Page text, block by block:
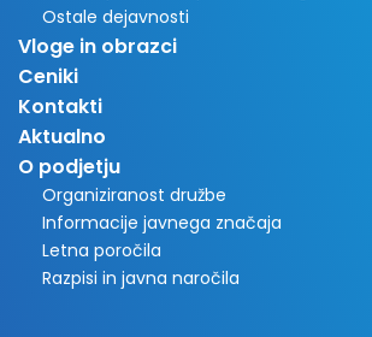
Ostale dejavnosti
Vloge in obrazci
Ceniki
Kontakti
Aktualno
O podjetju
Organiziranost družbe
Informacije javnega značaja
Letna poročila
Razpisi in javna naročila